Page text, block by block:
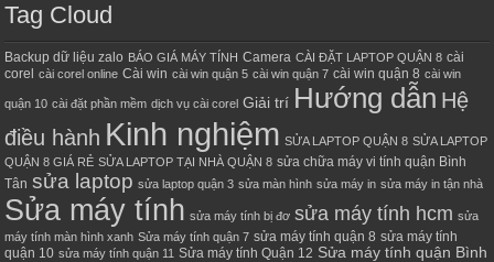
Tag Cloud
Backup dữ liệu zalo BÁO GIÁ MÁY TÍNH Camera CÀI ĐẶT LAPTOP QUẬN 8 cài
corel
cài corel online Cài win cài win quận 5 cài win quận 7 cài win quận 8 cài win
quận 10 cài đặt phần mềm dịch vụ cài corel Giải trí Hướng dẫn Hệ
điều hành Kinh nghiệm SỬA LAPTOP QUẬN 8 SỬA LAPTOP
QUẬN 8 GIÁ RẺ SỬA LAPTOP TẠI NHÀ QUẬN 8 sửa chữa máy vi tính quận Bình
Tân sửa laptop sửa laptop quận 3 sửa màn hình sửa máy in sửa máy in tận nhà
Sửa máy tính sửa máy tính bị đơ sửa máy tính hcm sửa
máy tính màn hình xanh Sửa máy tính quận 7 sửa máy tính quận 8 sửa máy tính
quận 10 sửa máy tính quận 11 Sửa máy tính Quận 12 Sửa máy tính quận Bình